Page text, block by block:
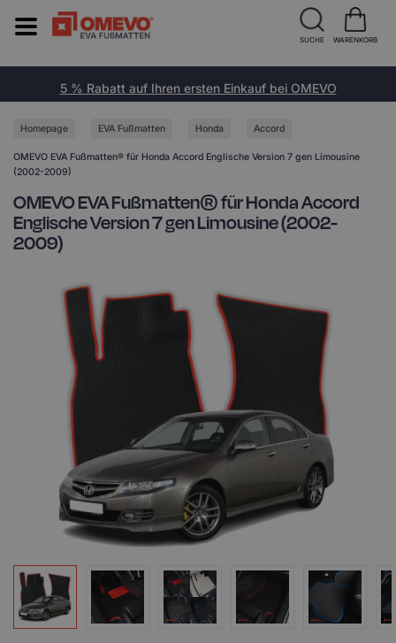
5 % Rabatt auf Ihren ersten Einkauf bei OMEVO
Homepage EVA Fußmatten Honda Accord
OMEVO EVA Fußmatten® für Honda Accord Englische Version 7 gen Limousine
(2002-2009)
OMEVO EVA Fußmatten® für Honda Accord
Englische Version 7 gen Limousine (2002-
2009)
SUCHE WARENKORB